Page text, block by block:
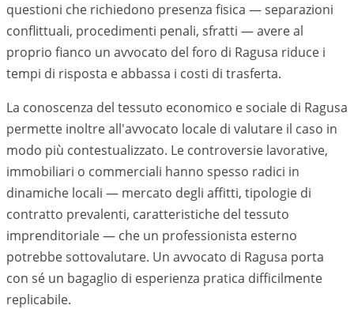
questioni che richiedono presenza fisica — separazioni
conflittuali, procedimenti penali, sfratti — avere al
proprio fianco un avvocato del foro di Ragusa riduce i
tempi di risposta e abbassa i costi di trasferta.
La conoscenza del tessuto economico e sociale di Ragusa
permette inoltre all'avvocato locale di valutare il caso in
modo più contestualizzato. Le controversie lavorative,
immobiliari o commerciali hanno spesso radici in
dinamiche locali — mercato degli affitti, tipologie di
contratto prevalenti, caratteristiche del tessuto
imprenditoriale — che un professionista esterno
potrebbe sottovalutare. Un avvocato di Ragusa porta
con sé un bagaglio di esperienza pratica difficilmente
replicabile.